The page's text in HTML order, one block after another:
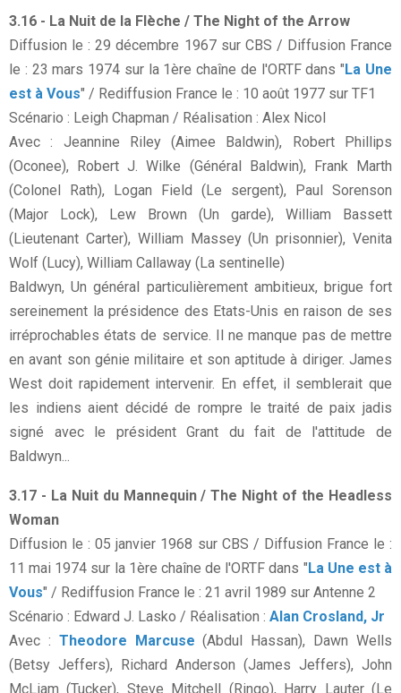
3.16 - La Nuit de la Flèche / The Night of the Arrow
Diffusion le : 29 décembre 1967 sur CBS / Diffusion France
le : 23 mars 1974 sur la 1ère chaîne de l'ORTF dans "La Une
est à Vous" / Rediffusion France le : 10 août 1977 sur TF1
Scénario : Leigh Chapman / Réalisation : Alex Nicol
Avec : Jeannine Riley (Aimee Baldwin), Robert Phillips
(Oconee), Robert J. Wilke (Général Baldwin), Frank Marth
(Colonel Rath), Logan Field (Le sergent), Paul Sorenson
(Major Lock), Lew Brown (Un garde), William Bassett
(Lieutenant Carter), William Massey (Un prisonnier), Venita
Wolf (Lucy), William Callaway (La sentinelle)
Baldwyn, Un général particulièrement ambitieux, brigue fort
sereinement la présidence des Etats-Unis en raison de ses
irréprochables états de service. Il ne manque pas de mettre
en avant son génie militaire et son aptitude à diriger. James
West doit rapidement intervenir. En effet, il semblerait que
les indiens aient décidé de rompre le traité de paix jadis
signé avec le président Grant du fait de l'attitude de
Baldwyn...
3.17 - La Nuit du Mannequin / The Night of the Headless
Woman
Diffusion le : 05 janvier 1968 sur CBS / Diffusion France le :
11 mai 1974 sur la 1ère chaîne de l'ORTF dans "La Une est à
Vous" / Rediffusion France le : 21 avril 1989 sur Antenne 2
Scénario : Edward J. Lasko / Réalisation : Alan Crosland, Jr
Avec : Theodore Marcuse (Abdul Hassan), Dawn Wells
(Betsy Jeffers), Richard Anderson (James Jeffers), John
McLiam (Tucker), Steve Mitchell (Ringo), Harry Lauter (Le